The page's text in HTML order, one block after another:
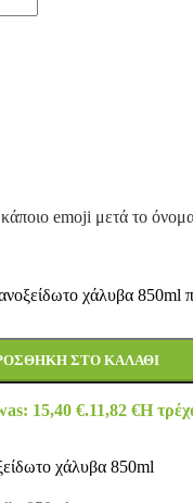
κάποιο emoji μετά το
χάλυβα 850ml
ΣΤΟ ΚΑΛΆΘΙ
15,40 €.11,82 €Η
χάλυβα 850ml